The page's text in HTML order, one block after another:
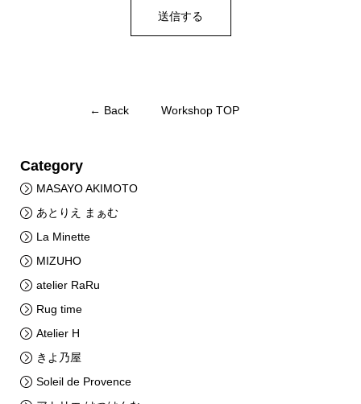
← Back Workshop TOP
Category
MASAYO AKIMOTO
あとりえ まぁむ
La Minette
MIZUHO
atelier RaRu
Rug time
Atelier H
きよ乃屋
Soleil de Provence